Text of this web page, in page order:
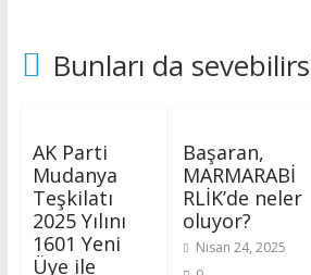
Bunları da
AK Parti
Mudanya
Teşkilatı
2025 Yılını
1601 Yeni
Üye ile
Başaran,
MARMARABİ
RLİK’de neler
oluyor?
Nisan 24, 2025